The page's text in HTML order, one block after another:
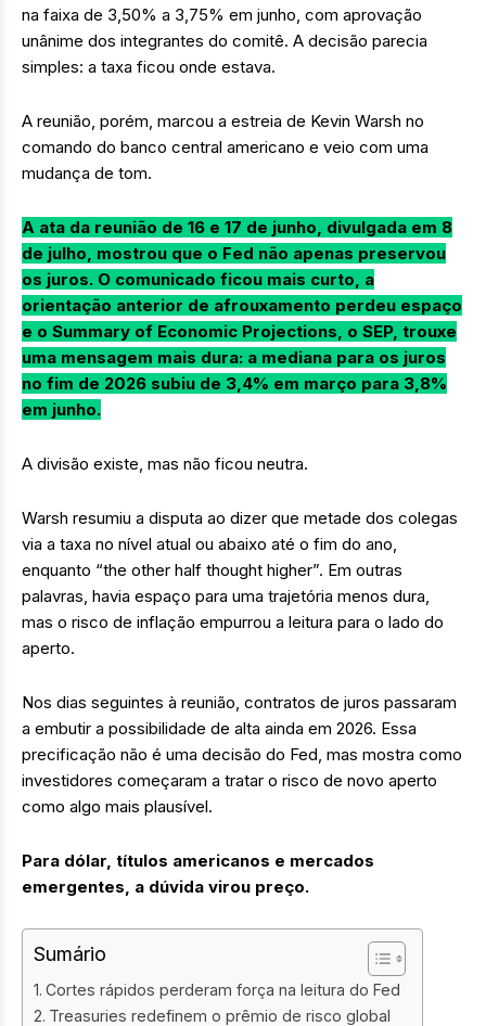
na faixa de 3,50% a 3,75% em junho, com aprovação
unânime dos integrantes do comitê. A decisão parecia
simples: a taxa ficou onde estava.
A reunião, porém, marcou a estreia de Kevin Warsh no
comando do banco central americano e veio com uma
mudança de tom.
A ata da reunião de 16 e 17 de junho, divulgada em 8
de julho, mostrou que o Fed não apenas preservou
os juros. O comunicado ficou mais curto, a
orientação anterior de afrouxamento perdeu espaço
e o Summary of Economic Projections, o SEP, trouxe
uma mensagem mais dura: a mediana para os juros
no fim de 2026 subiu de 3,4% em março para 3,8%
em junho.
A divisão existe, mas não ficou neutra.
Warsh resumiu a disputa ao dizer que metade dos colegas
via a taxa no nível atual ou abaixo até o fim do ano,
enquanto “the other half thought higher”. Em outras
palavras, havia espaço para uma trajetória menos dura,
mas o risco de inflação empurrou a leitura para o lado do
aperto.
Nos dias seguintes à reunião, contratos de juros passaram
a embutir a possibilidade de alta ainda em 2026. Essa
precificação não é uma decisão do Fed, mas mostra como
investidores começaram a tratar o risco de novo aperto
como algo mais plausível.
Para dólar, títulos americanos e mercados
emergentes, a dúvida virou preço.
Sumário
Cortes rápidos perderam força na leitura do Fed
Treasuries redefinem o prêmio de risco global